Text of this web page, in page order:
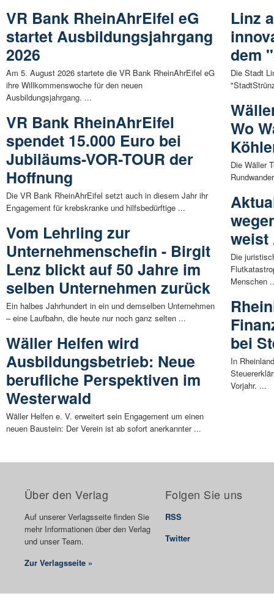
VR Bank RheinAhrEifel eG
startet Ausbildungsjahrgang
2026
Am 5. August 2026 startete die VR Bank RheinAhrEifel eG
ihre Willkommenswoche für den neuen
Ausbildungsjahrgang. ...
VR Bank RheinAhrEifel
spendet 15.000 Euro bei
Jubiläums-VOR-TOUR der
Hoffnung
Die VR Bank RheinAhrEifel setzt auch in diesem Jahr ihr
Engagement für krebskranke und hilfsbedürftige ...
Vom Lehrling zur
Unternehmenschefin - Birgit
Lenz blickt auf 50 Jahre im
selben Unternehmen zurück
Ein halbes Jahrhundert in ein und demselben Unternehmen
– eine Laufbahn, die heute nur noch ganz selten ...
Wäller Helfen wird
Ausbildungsbetrieb: Neue
berufliche Perspektiven im
Westerwald
Wäller Helfen e. V. erweitert sein Engagement um einen
neuen Baustein: Der Verein ist ab sofort anerkannter ...
Linz
dem
Die Stadt
Wo
Die Wäller
weist
Die
Menschen
bei
In
Vorjahr. ...
Über den Verlag
Auf unserer Verlagsseite finden Sie
mehr Informationen über den Verlag
und unser Team.
Zur Verlagsseite »
Folgen Sie uns
RSS
Twitter